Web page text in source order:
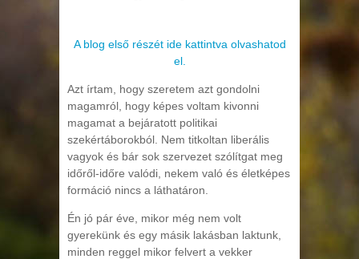
A blog első részét ide kattintva olvashatod
el.
Azt írtam, hogy szeretem azt gondolni
magamról, hogy képes voltam kivonni
magamat a bejáratott politikai
szekértáborokból. Nem titkoltan liberális
vagyok és bár sok szervezet szólítgat meg
időről-időre valódi, nekem való és életképes
formáció nincs a láthatáron.
Én jó pár éve, mikor még nem volt
gyerekünk és egy másik lakásban laktunk,
minden reggel mikor felvert a vekker